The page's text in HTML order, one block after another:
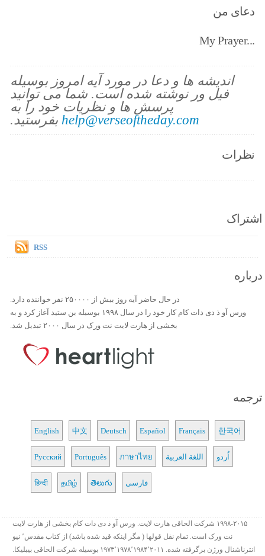
دعای من
My Prayer...
اندیشه ها و دعا در مورد آیه امروز بوسیله
فیل ور نوشته شده است. شما می توانید
پرسش ها و نظریات خود را به
help@verseoftheday.com بفرستید.
نظرات
اشتراک
RSS
درباره
در حال حاضر آیه روز بیش از ۲۵۰۰۰۰ نفر خواننده دارد.
ورس آو ذ دی دات کام کار خود را در سال ۱۹۹۸ بوسیله بن ستید آغاز کرد و به
بخشی از هارت لایت نت ورک در سال ۲۰۰۰ تبدیل شد.
ترجمه
English 中文 Deutsch Español Français 한국어
Русский Português ภาษาไทย اللغة العربية اُردو
हिन्दी தமிழ் తెలుగు فارسی
۱۹۹۸-۲۰۱۵ شرکت الحاقی هارت لایت. ورس آو ذ دی دات کام بخشی از هارت لایت
نت ورک است. تمام نقل قولها ( مگر اینکه قید شده باشد) از کتاب مقدس٬ نیو
انترناشنال ورژن برگرفته شده. ۱۹۷۳٬۱۹۷۸٬۱۹۸۴٬۲۰۱۱ بوسیله شرکت الحاقی بیبلیکا.